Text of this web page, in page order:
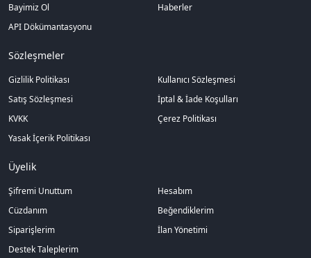
Bayimiz Ol
Haberler
API Dökümantasyonu
Sözleşmeler
Gizlilik Politikası
Kullanıcı Sözleşmesi
Satış Sözleşmesi
İptal & İade Koşulları
KVKK
Çerez Politikası
Yasak İçerik Politikası
Üyelik
Şifremi Unuttum
Hesabım
Cüzdanım
Beğendiklerim
Siparişlerim
İlan Yönetimi
Destek Taleplerim